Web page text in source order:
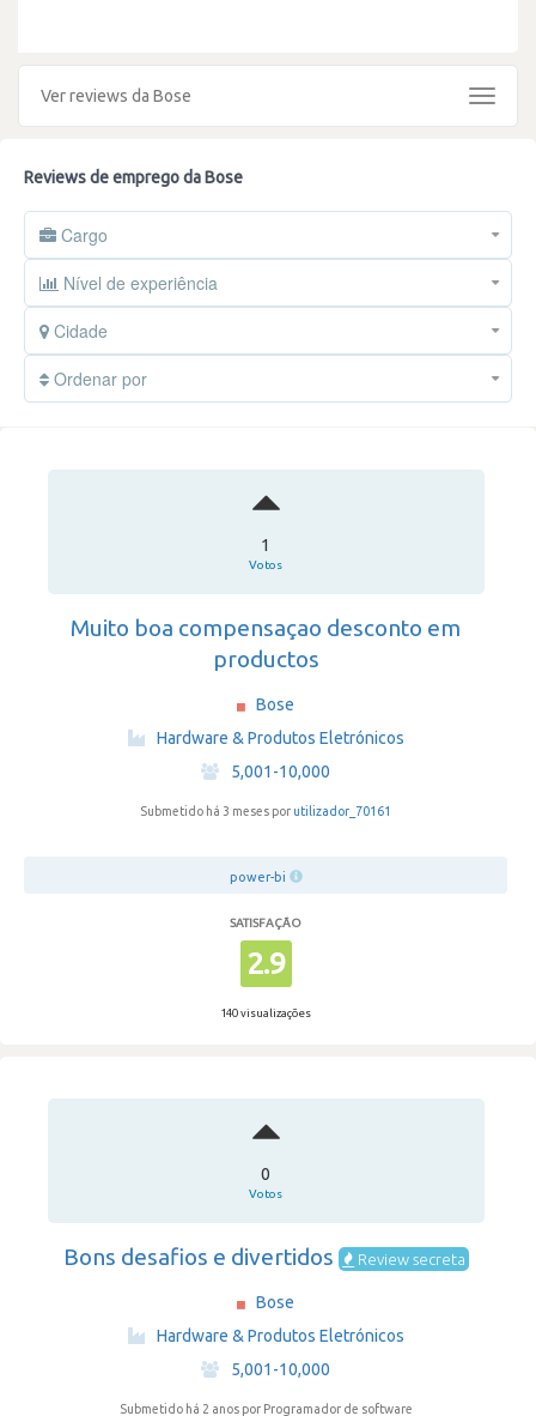
Ver reviews da Bose
Toggle
Reviews de emprego da Bose
Cargo
Nível de experiência
Cidade
Ordenar por
1
Votos
Muito boa compensaçao desconto em
productos
Bose
Hardware & Produtos Eletrónicos
·
5,001-10,000
Submetido há 3 meses por utilizador_70161
power-bi
SATISFAÇÃO
2.9
140 visualizações
0
Votos
Bons desafios e divertidos Review secreta
Bose
Hardware & Produtos Eletrónicos
·
5,001-10,000
Submetido há 2 anos por Programador de software